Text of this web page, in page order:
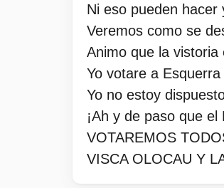
Ni eso pueden
Veremos como se
Animo que la vistoria
Yo votare a
Yo no estoy
¡Ah y de paso que
VOTAREMOS
VISCA OLOCAU Y